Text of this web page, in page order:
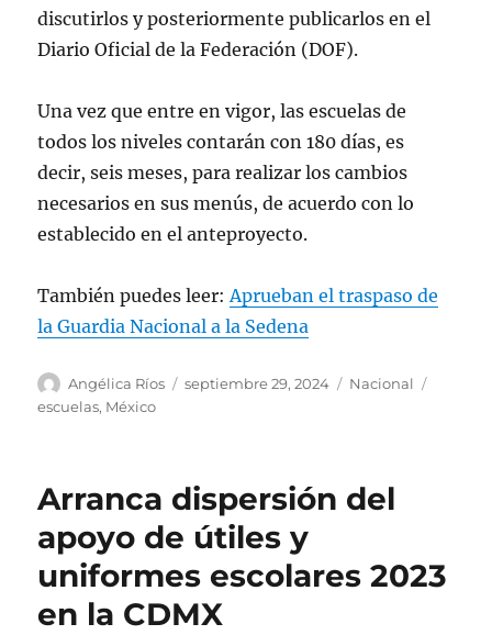
discutirlos y posteriormente publicarlos en el
Diario Oficial de la Federación (DOF).
Una vez que entre en vigor, las escuelas de
todos los niveles contarán con 180 días, es
decir, seis meses, para realizar los cambios
necesarios en sus menús, de acuerdo con lo
establecido en el anteproyecto.
También puedes leer: Aprueban el traspaso de
la Guardia Nacional a la Sedena
A
u
Angélica Ríos
P
c
o
e
l
septiembre 29, 2024
C
o
a
s
Nacional
s
escuelas, México
Arranca dispersión del
apoyo de útiles y
uniformes escolares 2023
en la CDMX